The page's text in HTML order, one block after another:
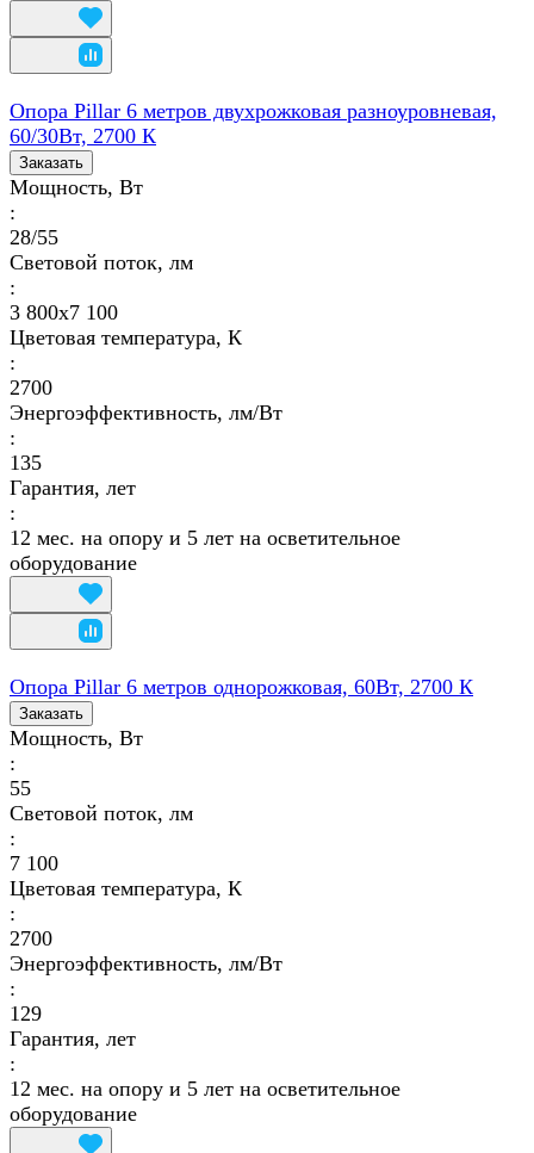
Опора Pillar 6 метров двухрожковая разноуровневая,
60/30Вт, 2700 К
Заказать
Мощность, Вт
:
28/55
Световой поток, лм
:
3 800х7 100
Цветовая температура, К
:
2700
Энергоэффективность, лм/Вт
:
135
Гарантия, лет
:
12 мес. на опору и 5 лет на осветительное
оборудование
Опора Pillar 6 метров однорожковая, 60Вт, 2700 К
Заказать
Мощность, Вт
:
55
Световой поток, лм
:
7 100
Цветовая температура, К
:
2700
Энергоэффективность, лм/Вт
:
129
Гарантия, лет
:
12 мес. на опору и 5 лет на осветительное
оборудование